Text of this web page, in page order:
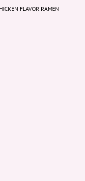
FLAVOR RAMEN